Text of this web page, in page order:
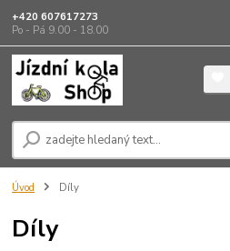
+420 607617273
Po - Pá 9.00 - 18.00
Úvod Díly
Díly